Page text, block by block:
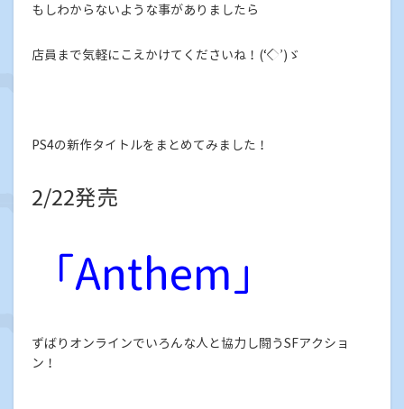
もしわからないような事がありましたら
店員まで気軽にこえかけてくださいね！(‘◇’)ゞ
PS4の新作タイトルをまとめてみました！
2/22発売
「Anthem」
ずばりオンラインでいろんな人と協力し闘うSFアクショ
ン！